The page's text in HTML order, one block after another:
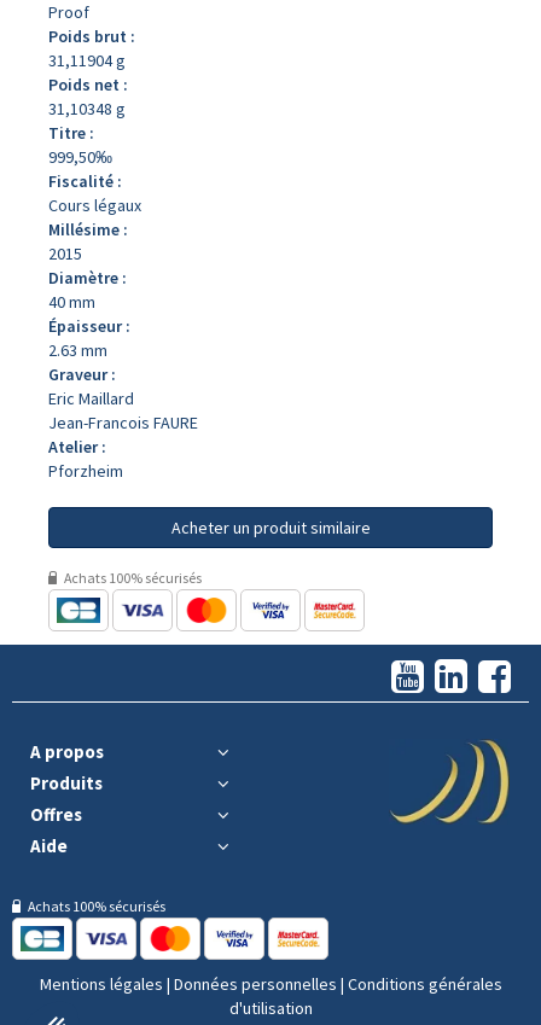
Proof
Poids brut :
31,11904 g
Poids net :
31,10348 g
Titre :
999,50‰
Fiscalité :
Cours légaux
Millésime :
2015
Diamètre :
40 mm
Épaisseur :
2.63 mm
Graveur :
Eric Maillard
Jean-Francois FAURE
Atelier :
Pforzheim
Acheter un produit similaire
Achats 100% sécurisés
A propos
Produits
Offres
Aide
Achats 100% sécurisés
Mentions légales | Données personnelles | Conditions générales
d'utilisation